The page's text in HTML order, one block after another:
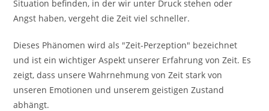
Situation befinden, in der wir unter Druck stehen oder
Angst haben, vergeht die Zeit viel schneller.
Dieses Phänomen wird als "Zeit-Perzeption" bezeichnet
und ist ein wichtiger Aspekt unserer Erfahrung von Zeit. Es
zeigt, dass unsere Wahrnehmung von Zeit stark von
unseren Emotionen und unserem geistigen Zustand
abhängt.